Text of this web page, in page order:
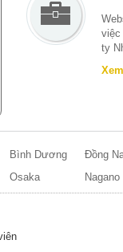
việc
ty
Bình Dương Đồng
Osaka Nagano